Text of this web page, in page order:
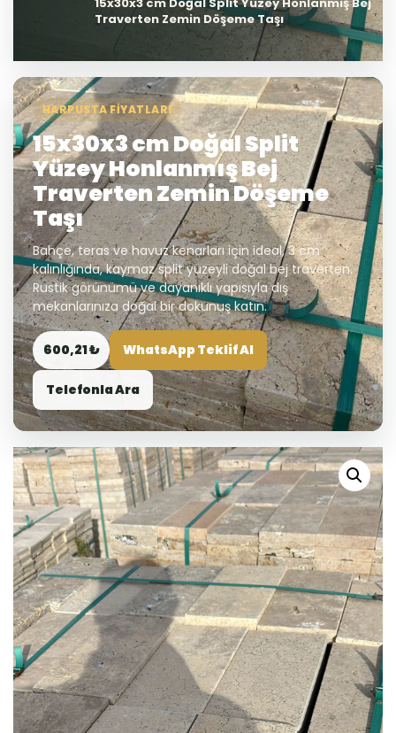
Traverten Zemin Döşeme Taşı
HARPUSTA FIYATLARI
15x30x3 cm Doğal Split
Yüzey Honlanmış Bej
Traverten Zemin Döşeme
Taşı
Bahçe, teras ve havuz kenarları için ideal, 3 cm
kalınlığında, kaymaz split yüzeyli doğal bej traverten.
Rustik görünümü ve dayanıklı yapısıyla dış
mekanlarınıza doğal bir dokunuş katın.
600,21 ₺ WhatsApp Teklif Al
Telefonla Ara